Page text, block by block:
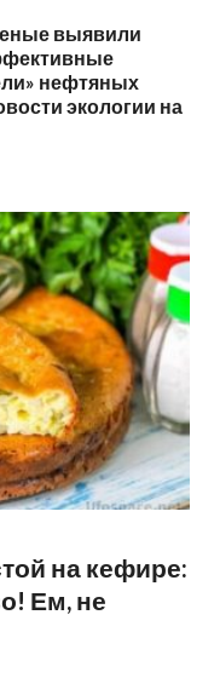
выявили
нефтяных
экологии на
на кефире:
Ем, не